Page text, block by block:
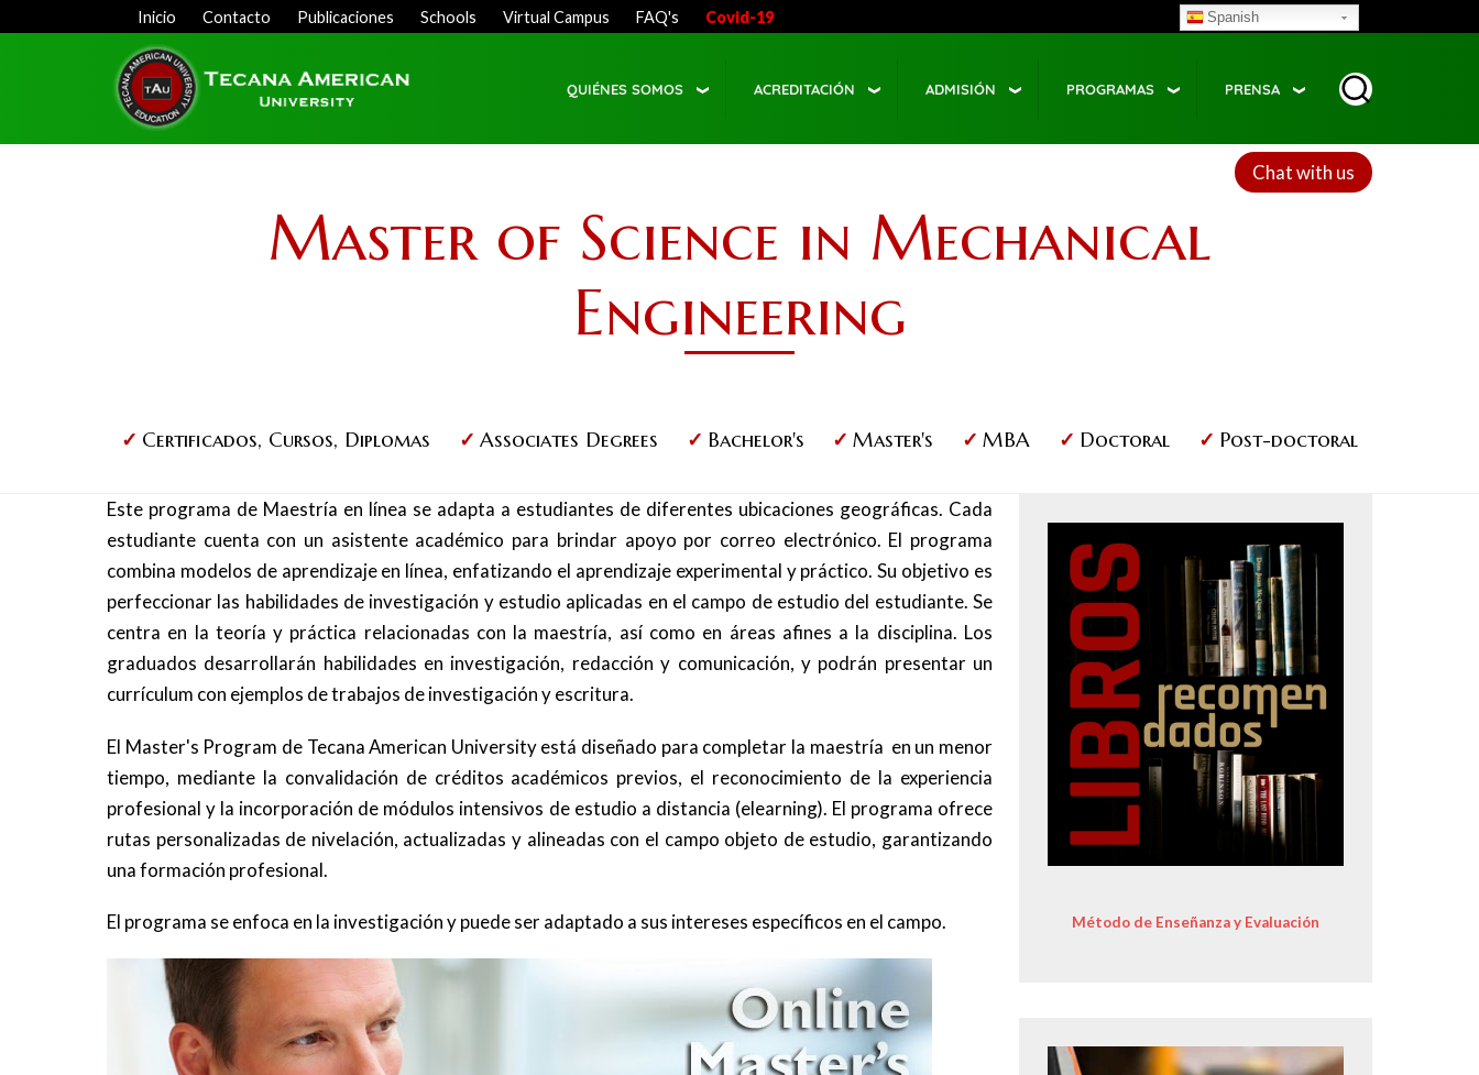
Menu
Top
Inicio Contacto Publicaciones Schools Virtual Campus FAQ's Covid-19 Spanish
Chat with us
QUIÉNES SOMOS ACREDITACIÓN ADMISIÓN PROGRAMAS PRENSA
Master of Science in Mechanical
Engineering
Certificados, Cursos, Diplomas Associates Degrees Bachelor's Master's MBA Doctoral Post-doctoral
Este programa de Maestría en línea se adapta a estudiantes de diferentes ubicaciones geográficas. Cada
estudiante cuenta con un asistente académico para brindar apoyo por correo electrónico. El programa
combina modelos de aprendizaje en línea, enfatizando el aprendizaje experimental y práctico. Su objetivo es
perfeccionar las habilidades de investigación y estudio aplicadas en el campo de estudio del estudiante. Se
centra en la teoría y práctica relacionadas con la maestría, así como en áreas afines a la disciplina. Los
graduados desarrollarán habilidades en investigación, redacción y comunicación, y podrán presentar un
currículum con ejemplos de trabajos de investigación y escritura.
El Master's Program de Tecana American University está diseñado para completar la maestría en un menor
tiempo, mediante la convalidación de créditos académicos previos, el reconocimiento de la experiencia
profesional y la incorporación de módulos intensivos de estudio a distancia (elearning). El programa ofrece
rutas personalizadas de nivelación, actualizadas y alineadas con el campo objeto de estudio, garantizando
una formación profesional.
El programa se enfoca en la investigación y puede ser adaptado a sus intereses específicos en el campo. Método de Enseñanza y Evaluación
Image